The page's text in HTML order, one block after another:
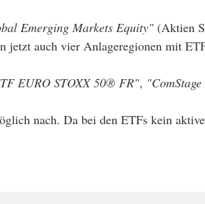
Emerging Markets Equity" (Aktien
jetzt auch vier Anlageregionen mit
EURO STOXX 50® FR",
nach. Da bei den ETFs kein